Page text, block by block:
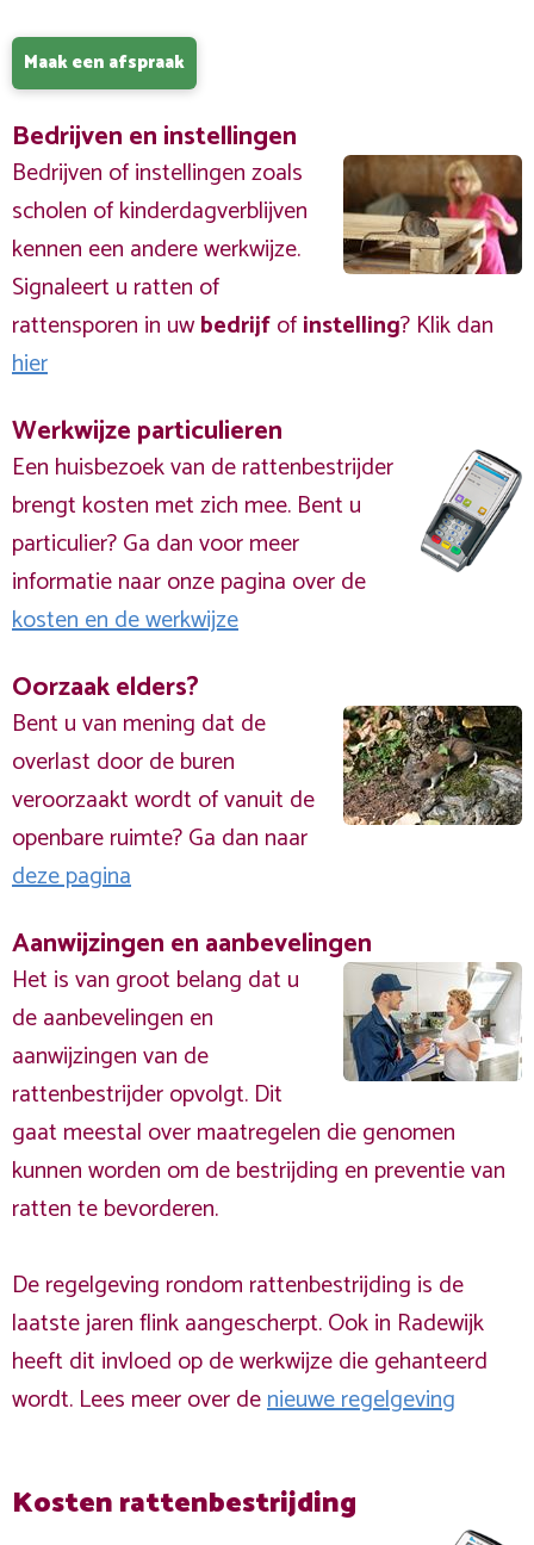
Maak een afspraak
Bedrijven en instellingen
Bedrijven of instellingen zoals
scholen of kinderdagverblijven
kennen een andere werkwijze.
Signaleert u ratten of
rattensporen in uwbedrijfofinstelling? Klik dan
hier
Werkwijze particulieren
Een huisbezoek van de rattenbestrijder
brengt kosten met zich mee. Bent u
particulier? Ga dan voor meer
informatie naar onze pagina over de
kosten en de werkwijze
Oorzaak elders?
Bent u van mening dat de
overlast door de buren
veroorzaakt wordt of vanuit de
openbare ruimte? Ga dan naar
deze pagina
Aanwijzingen en aanbevelingen
Het is van groot belang dat u
de aanbevelingen en
aanwijzingen van de
rattenbestrijder opvolgt. Dit
gaat meestal over maatregelen die genomen
kunnen worden om de bestrijding en preventie van
ratten te bevorderen.
De regelgeving rondom rattenbestrijding is de
laatste jaren flink aangescherpt. Ook in Radewijk
heeft dit invloed op de werkwijze die gehanteerd
wordt. Lees meer over denieuwe regelgeving
Kosten rattenbestrijding